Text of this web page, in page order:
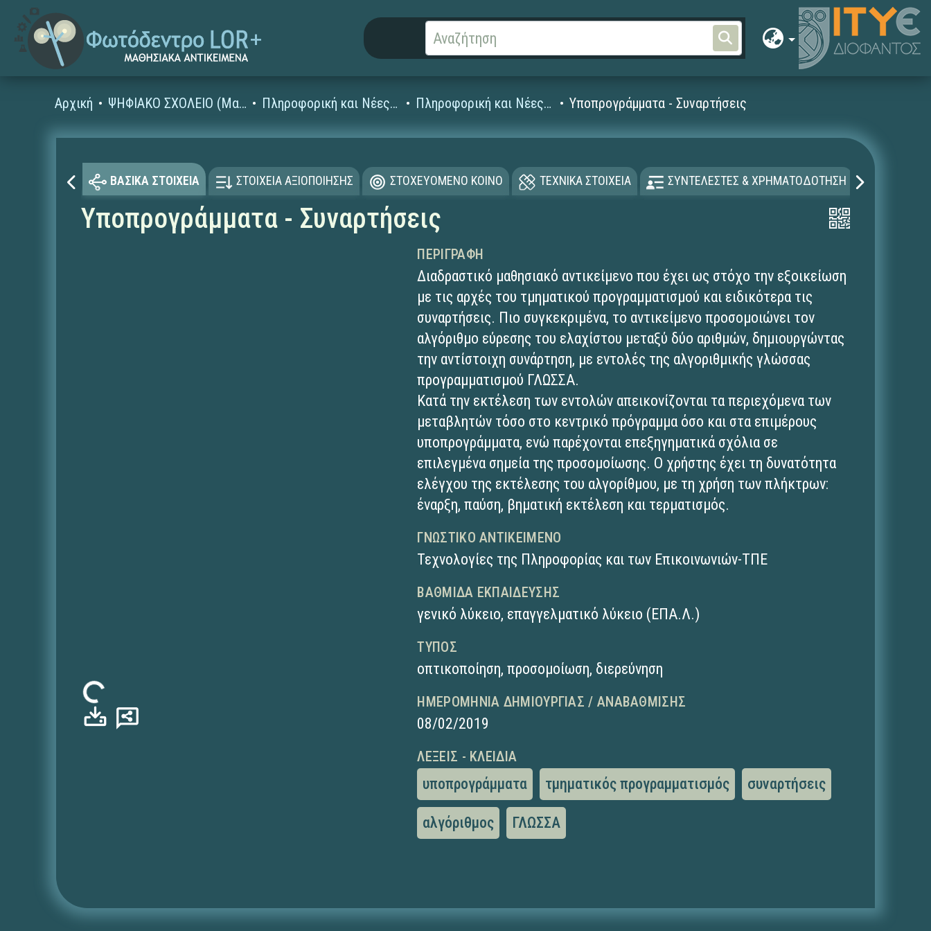
Αρχική ΨΗΦΙΑΚΟ ΣΧΟΛΕΙΟ (Μαθησιακά Αντικείμενα) Πληροφορική και Νέες Τεχνολογίες Πληροφορική και Νέες Τεχνολογίες Λυκείου Υποπρογράμματα - Συναρτήσεις
ΒΑΣΙΚΑ ΣΤΟΙΧΕΙΑ ΣΤΟΙΧΕΙΑ ΑΞΙΟΠΟΙΗΣΗΣ ΣΤΟΧΕΥΟΜΕΝΟ ΚΟΙΝΟ ΤΕΧΝΙΚΑ ΣΤΟΙΧΕΙΑ ΣΥΝΤΕΛΕΣΤΕΣ & ΧΡΗΜΑΤΟΔΟΤΗΣΗ
Υποπρογράμματα - Συναρτήσεις
Φόρτωση...
ΠΕΡΙΓΡΑΦΉ
Διαδραστικό μαθησιακό αντικείμενο που έχει ως στόχο την εξοικείωση
με τις αρχές του τμηματικού προγραμματισμού και ειδικότερα τις
συναρτήσεις. Πιο συγκεκριμένα, το αντικείμενο προσομοιώνει τον
αλγόριθμο εύρεσης του ελαχίστου μεταξύ δύο αριθμών, δημιουργώντας
την αντίστοιχη συνάρτηση, με εντολές της αλγοριθμικής γλώσσας
προγραμματισμού ΓΛΩΣΣΑ.
Κατά την εκτέλεση των εντολών απεικονίζονται τα περιεχόμενα των
μεταβλητών τόσο στο κεντρικό πρόγραμμα όσο και στα επιμέρους
υποπρογράμματα, ενώ παρέχονται επεξηγηματικά σχόλια σε
επιλεγμένα σημεία της προσομοίωσης. Ο χρήστης έχει τη δυνατότητα
ελέγχου της εκτέλεσης του αλγορίθμου, με τη χρήση των πλήκτρων:
έναρξη, παύση, βηματική εκτέλεση και τερματισμός.
ΓΝΩΣΤΙΚΌ ΑΝΤΙΚΕΊΜΕΝΟ
Τεχνολογίες της Πληροφορίας και των Επικοινωνιών-ΤΠΕ
ΒΑΘΜΊΔΑ ΕΚΠΑΊΔΕΥΣΗΣ
γενικό λύκειο, επαγγελματικό λύκειο (ΕΠΑ.Λ.)
ΤΎΠΟΣ
οπτικοποίηση,προσομοίωση, διερεύνηση
ΗΜΕΡΟΜΗΝΊΑ ΔΗΜΙΟΥΡΓΊΑΣ / ΑΝΑΒΆΘΜΙΣΗΣ
08/02/2019
ΛΈΞΕΙΣ - ΚΛΕΙΔΙΆ
υποπρογράμματα τμηματικός προγραμματισμός συναρτήσεις
αλγόριθμος ΓΛΩΣΣΑ